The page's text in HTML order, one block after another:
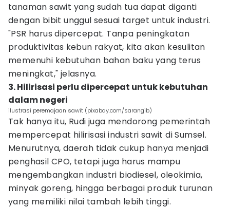
tanaman sawit yang sudah tua dapat diganti
dengan bibit unggul sesuai target untuk industri.
"PSR harus dipercepat. Tanpa peningkatan
produktivitas kebun rakyat, kita akan kesulitan
memenuhi kebutuhan bahan baku yang terus
meningkat," jelasnya.
3. Hilirisasi perlu dipercepat untuk kebutuhan
dalam negeri
ilustrasi peremajaan sawit (pixabay.com/sarangib)
Tak hanya itu, Rudi juga mendorong pemerintah
mempercepat hilirisasi industri sawit di Sumsel.
Menurutnya, daerah tidak cukup hanya menjadi
penghasil CPO, tetapi juga harus mampu
mengembangkan industri biodiesel, oleokimia,
minyak goreng, hingga berbagai produk turunan
yang memiliki nilai tambah lebih tinggi.